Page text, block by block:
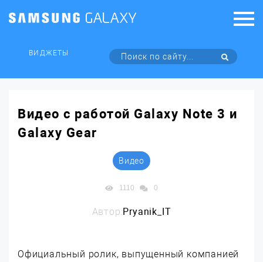
ВИДЖЕТЫ
Видео с работой Galaxy Note 3 и
Galaxy Gear
Видео
1110 0
Автор:Pryanik_IT
Официальный ролик, выпущенный компанией